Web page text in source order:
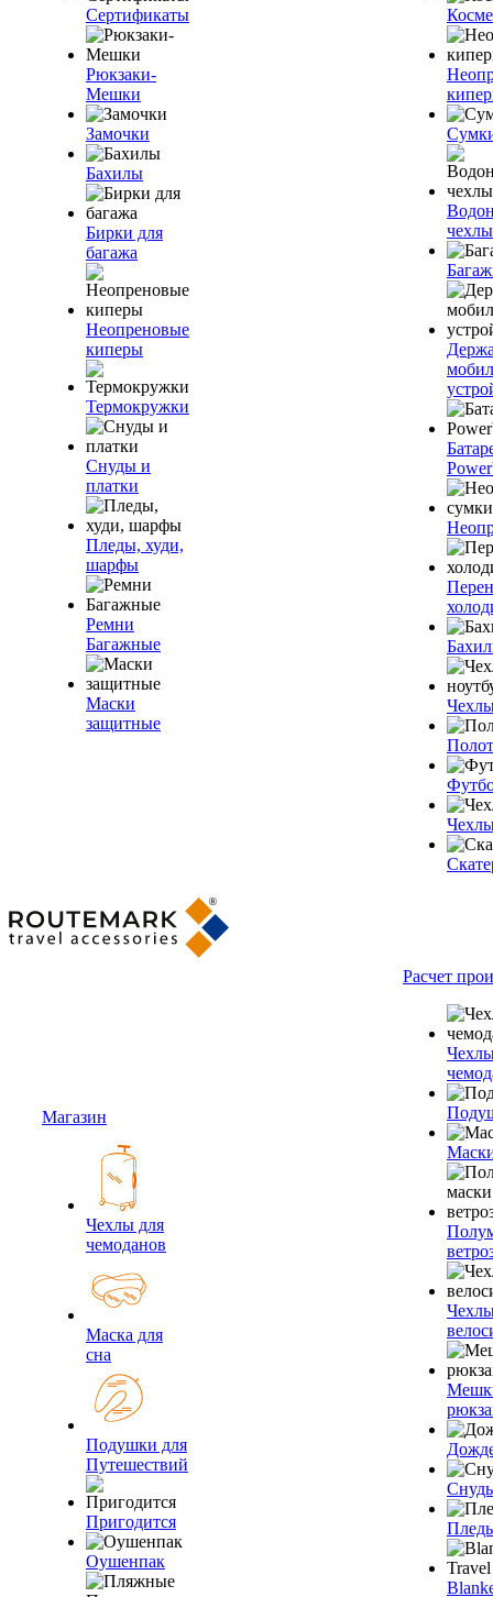
Сертификаты
Рюкзаки-
Мешки
Замочки
Бахилы
Бирки для
багажа
Неопреновые
киперы
Термокружки
Снуды и
платки
Пледы, худи,
шарфы
Ремни
Багажные
Маски
защитные
Магазин
Чехлы для
чемоданов
Маска для
сна
Подушки для
Путешествий
Пригодится
Оушенпак
Расчет